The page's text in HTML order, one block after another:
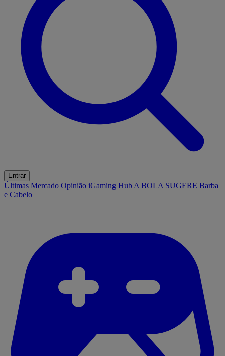
Entrar
Últimas Mercado Opinião iGaming Hub A BOLA SUGERE Barba
e Cabelo